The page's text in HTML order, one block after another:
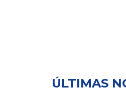
ÚLTIMAS